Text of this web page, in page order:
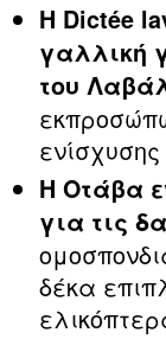
Η Dictée
γαλλική
του
Η Οτάβα
για τις
δέκα